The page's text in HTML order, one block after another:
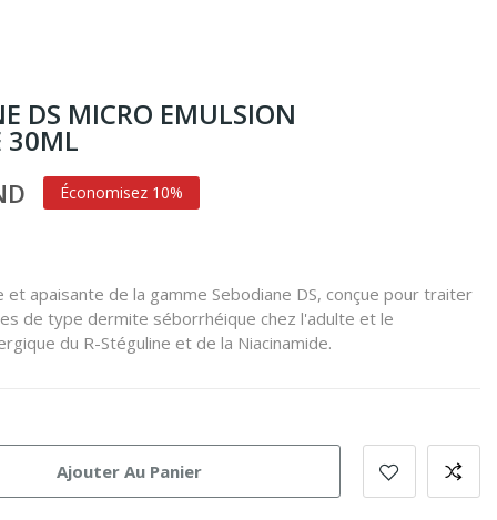
DS MICRO EMULSION
30ML
Économisez 10%
apaisante de la gamme Sebodiane DS, conçue pour traiter
de type dermite séborrhéique chez l'adulte et le
du R-Stéguline et de la Niacinamide.
Ajouter Au Panier